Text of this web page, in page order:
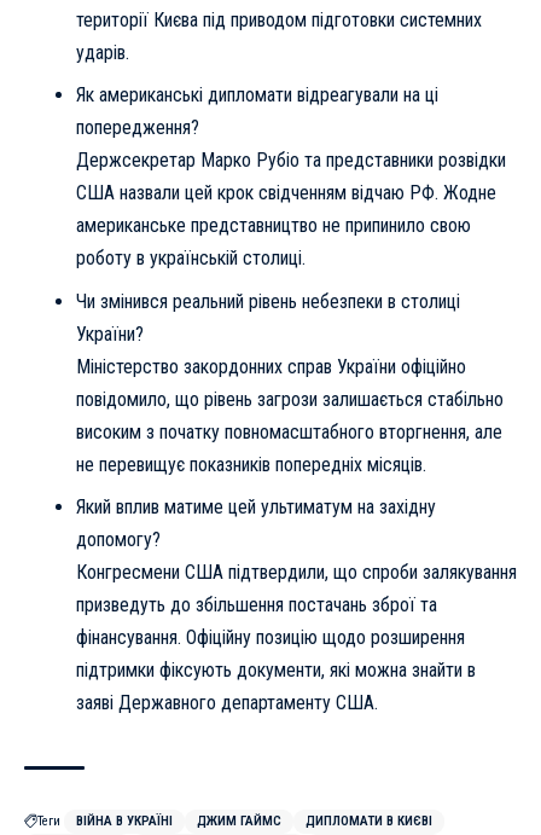
території Києва під приводом підготовки системних
ударів.
Як американські дипломати відреагували на ці
попередження?
Держсекретар Марко Рубіо та представники розвідки
США назвали цей крок свідченням відчаю РФ. Жодне
американське представництво не припинило свою
роботу в українській столиці.
Чи змінився реальний рівень небезпеки в столиці
України?
Міністерство закордонних справ України офіційно
повідомило, що рівень загрози залишається стабільно
високим з початку повномасштабного вторгнення, але
не перевищує показників попередніх місяців.
Який вплив матиме цей ультиматум на західну
допомогу?
Конгресмени США підтвердили, що спроби залякування
призведуть до збільшення постачань зброї та
фінансування. Офіційну позицію щодо розширення
підтримки фіксують документи, які можна знайти в
заяві Державного департаменту США.
Теги ВІЙНА В УКРАЇНІ ДЖИМ ГАЙМС
ДИПЛОМАТИ В КИЄВІ